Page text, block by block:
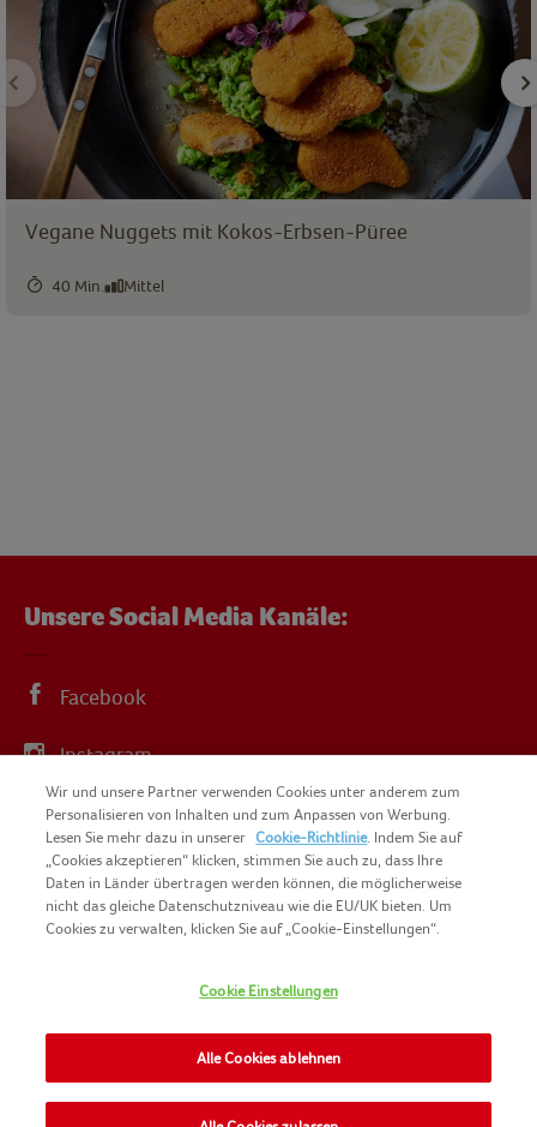
Vegane Nuggets mit Kokos-Erbsen-Püree
40 Min. Mittel
Unsere Social Media Kanäle:
Facebook
Instagram
YouTube
SITEMAP
KONTAKT
IMPRESSUM
NOMAD FOODS
NUTZUNGSBEDINGUNGEN
Wir und unsere Partner verwenden Cookies unter anderem zum
Personalisieren von Inhalten und zum Anpassen von Werbung.
Lesen Sie mehr dazu in unserer Cookie-Richtlinie. Indem Sie auf
„Cookies akzeptieren“ klicken, stimmen Sie auch zu, dass Ihre
Daten in Länder übertragen werden können, die möglicherweise
nicht das gleiche Datenschutzniveau wie die EU/UK bieten. Um
Cookies zu verwalten, klicken Sie auf „Cookie-Einstellungen“.
Cookie Einstellungen
Alle Cookies ablehnen